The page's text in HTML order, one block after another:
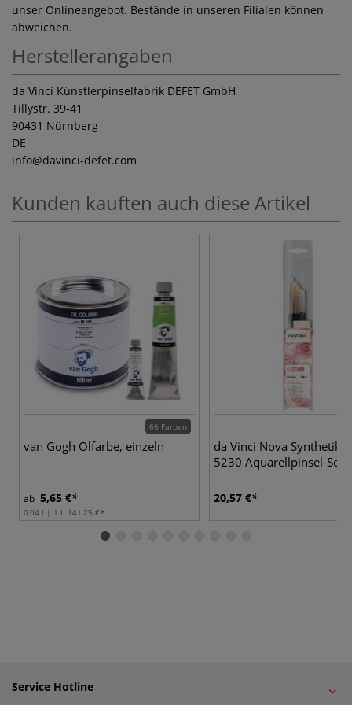
unser Onlineangebot. Bestände in unseren Filialen können
abweichen.
Herstellerangaben
da Vinci Künstlerpinselfabrik DEFET GmbH
Tillystr. 39-41
90431 Nürnberg
DE
info@davinci-defet.com
Kunden kauften auch diese Artikel
66 Farben
van Gogh Ölfarbe, einzeln
ab 5,65 €
0,04 l | 1 l: 141,25 €
da Vinci Nova Synthetik,
5230 Aquarellpinsel-Set
20,57 €
Service Hotline